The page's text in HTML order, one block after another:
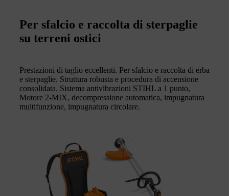
Per sfalcio e raccolta di sterpaglie
su terreni ostici
Prestazioni di taglio eccellenti. Per sfalcio e raccolta di erba
e sterpaglie. Struttura robusta e procedura di accensione
consolidata. Sistema antivibrazioni STIHL a 1 punto,
Motore 2-MIX, decompressione automatica, impugnatura
multifunzione, impugnatura circolare.